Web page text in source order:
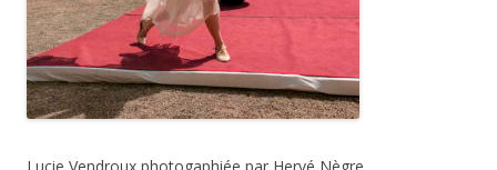
Lucie Vendroux photogaphiée par Hervé Nègre